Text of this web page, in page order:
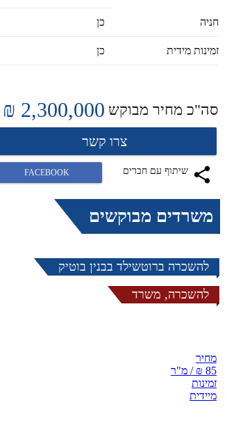
חניה כן
זמינות מידית כן
סה"כ מחיר מבוקש 2,300,000 ₪
צרו קשר
שיתוף עם חברים FACEBOOK
משרדים מבוקשים
להשכרה ברוטשילד בבנין בוטיק
להשכרה, משרד
מחיר
85 ₪ / מ"ר
זמינות
מיידית